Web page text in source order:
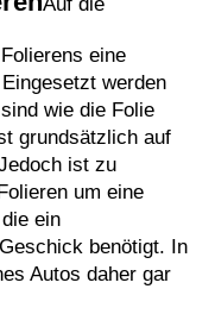
eine
werden
wie die Folie
grundsätzlich auf
ist zu
um eine
ein
benötigt. In
Autos daher gar